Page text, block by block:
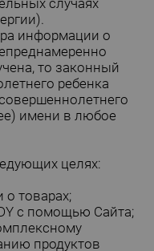
информации о
то законный
ребенка
имени в любое
целях:
товарах;
с помощью Сайта;
продуктов